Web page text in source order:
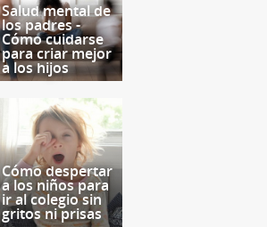
Salud mental de
los padres -
Cómo cuidarse
para criar mejor
a los hijos
Cómo despertar
a los niños para
ir al colegio sin
gritos ni prisas